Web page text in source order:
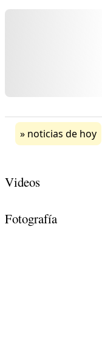
noticias de hoy
Videos
Fotografía